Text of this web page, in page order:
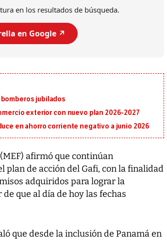
en los resultados de búsqueda.
en Google ↗️
jubilados
exterior con nuevo plan 2026-2027
en ahorro corriente negativo a junio 2026
afirmó que continúan
plan de acción del Gafi, con la finalidad
adquiridos para lograr la
que al día de hoy las fechas
que desde la inclusión de Panamá en
Un fuerte terremoto de magnitud
7,1 se registró este martes 28 de